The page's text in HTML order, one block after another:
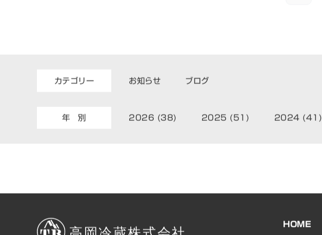
カテゴリー お知らせ ブログ
年 別 2026 (38) 2025 (51) 2024 (41)
HOME